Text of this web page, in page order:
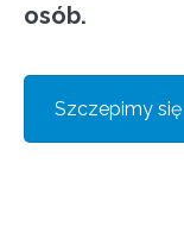
osób.
Szczepimy się